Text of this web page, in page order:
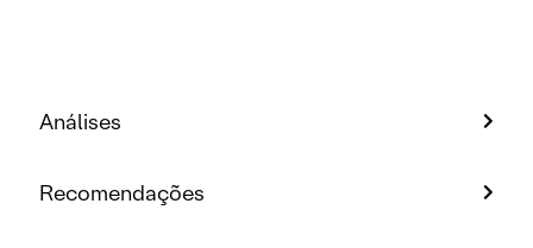
Análises
Recomendações